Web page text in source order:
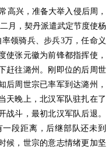
兴，准备大举入侵后周，
月，契丹派遣武定节度使杨
领骑兵、步兵3万，任命义
使张元徽为前锋都指挥使，
赶往潞州。刚即位的后周世
后周世宗已率军到达潞州，
天晚上，北汉军队驻扎在了
战斗，最初北汉军队后退。
段距离，后继部队还未到
候，世宗的意志情绪更加坚